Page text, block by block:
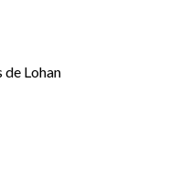
Lohan